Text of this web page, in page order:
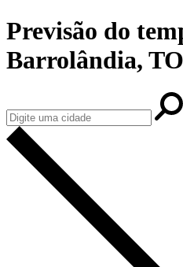
Previsão do
Barrolândia, TO